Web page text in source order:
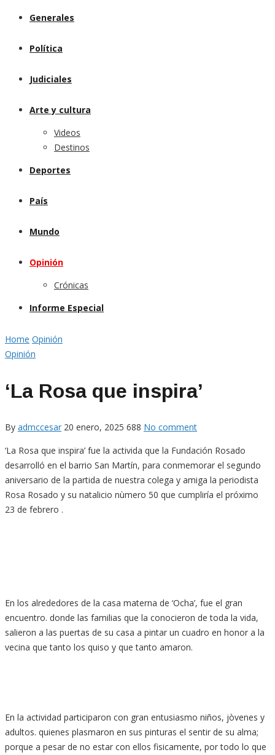
Generales
Política
Judiciales
Arte y cultura
Videos
Destinos
Deportes
País
Mundo
Opinión
Crónicas
Informe Especial
Home Opinión
Opinión
‘La Rosa que inspira’
By admccesar 20 enero, 2025 688 No comment
‘La Rosa que inspira’ fue la activida que la Fundación Rosado
desarrolló en el barrio San Martín, para conmemorar el segundo
aniversario de la partida de nuestra colega y amiga la periodista
Rosa Rosado y su natalicio nùmero 50 que cumpliría el próximo
23 de febrero .
En los alrededores de la casa materna de ‘Ocha’, fue el gran
encuentro. donde las familias que la conocieron de toda la vida,
salieron a las puertas de su casa a pintar un cuadro en honor a la
vecina que tanto los quiso y que tanto amaron.
En la actividad participaron con gran entusiasmo niños, jòvenes y
adultos. quienes plasmaron en sus pinturas el sentir de su alma;
porque a pesar de no estar con ellos fisicamente, por todo lo que